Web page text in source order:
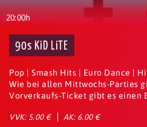
20:00h
90s KiD LiTE
Pop | Smash Hits | Euro Dance |
Wie bei allen Mittwochs-Parties
Vorverkaufs-Ticket gibt es einen
VVK: 5.00 € AK: 6.00 €